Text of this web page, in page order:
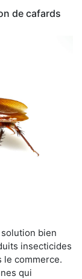
de cafards
bien
insecticides
le commerce.
qui